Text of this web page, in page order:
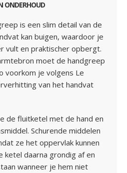
ONDERHOUD
is een slim detail van de
kan buigen, waardoor je
vult en praktischer opbergt.
moet de handgreep
voorkom je volgens Le
van het handvat
de fluitketel met de hand en
Schurende middelen
ze het oppervlak kunnen
ketel daarna grondig af en
wanneer je hem niet